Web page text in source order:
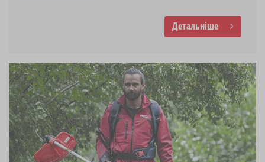
Детальніше